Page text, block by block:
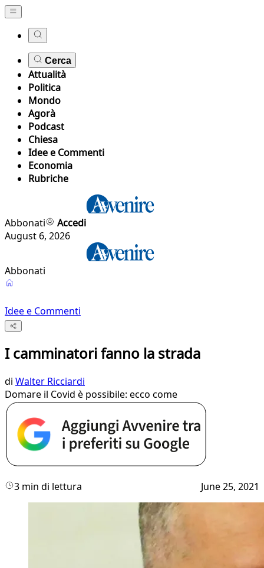
Cerca
Attualità
Politica
Mondo
Agorà
Podcast
Chiesa
Idee e Commenti
Economia
Rubriche
Abbonati
Accedi
August 6, 2026
Abbonati
Idee e Commenti
I camminatori fanno la strada
di Walter Ricciardi
Domare il Covid è possibile: ecco come
3 min di lettura June 25, 2021